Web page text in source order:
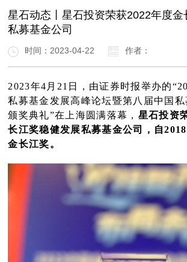
星石动态丨星石投资荣获2022年度金
私募基金公司
时间：2023-04-22 作者：
2023年4月21日， 由证券时报举办的
私募基金发展高峰论坛暨第八届中国
颁奖典礼”在上海圆满落幕， 星石投资
长江奖稳健发展私募基金公司，自
金长江奖。